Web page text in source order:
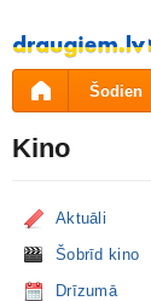
Pāriet
uz
saturu
Šodien
Kino
Aktuāli
Šobrīd kino
Drīzumā